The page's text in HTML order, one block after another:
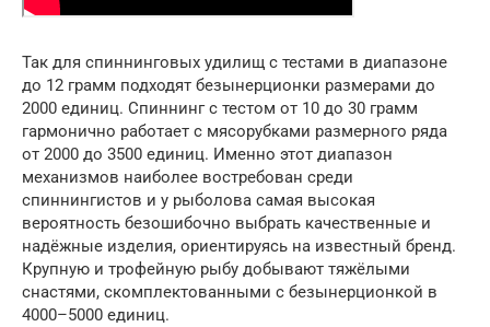
Так для спиннинговых удилищ с тестами в диапазоне
до 12 грамм подходят безынерционки размерами до
2000 единиц. Спиннинг с тестом от 10 до 30 грамм
гармонично работает с мясорубками размерного ряда
от 2000 до 3500 единиц. Именно этот диапазон
механизмов наиболее востребован среди
спиннингистов и у рыболова самая высокая
вероятность безошибочно выбрать качественные и
надёжные изделия, ориентируясь на известный бренд.
Крупную и трофейную рыбу добывают тяжёлыми
снастями, скомплектованными с безынерционкой в
4000–5000 единиц.